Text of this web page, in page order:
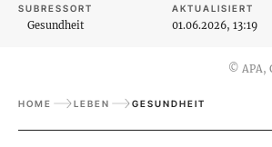
SUBRESSORT
Gesundheit
AKTUALISIERT
01.06.2026, 13:19
© APA,
HOME LEBEN GESUNDHEIT